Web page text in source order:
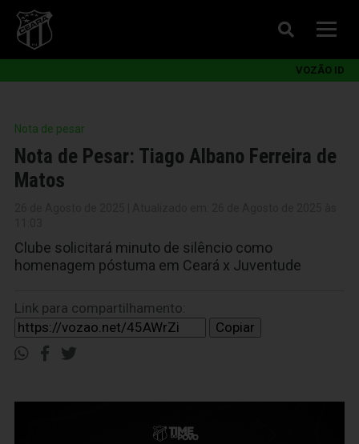
VOZÃO ID
Nota de pesar
Nota de Pesar: Tiago Albano Ferreira de
Matos
Clube solicitará minuto de silêncio como
homenagem póstuma em Ceará x Juventude
Link para compartilhamento:
Copiar